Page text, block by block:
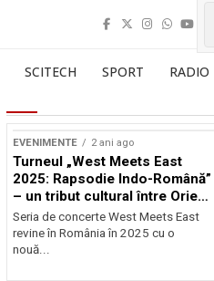
SCITECH SPORT RADIO
EVENIMENTE 2 ani ago
Turneul „West Meets East
2025: Rapsodie Indo-Română”
– un tribut cultural între Orient
și Occident
Seria de concerte West Meets East
revine în România în 2025 cu o
nouă...